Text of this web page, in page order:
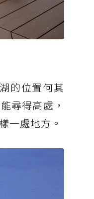
的位置何其
尋得高處，
一處地方。